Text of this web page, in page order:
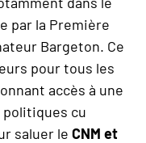
par la Première
Bargeton. Ce
pour tous les
accès à une
politiques cu
saluer le CNM et